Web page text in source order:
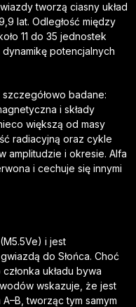
tworzą ciasny układ
lat. Odległość między
11 do 35 jednostek
potencjalnych
badane:
i składy
większą od masy
radiacyjną oraz cykle
amplitudzie i okresie. Alfa
i cechuje się innymi
i jest
do Słońca. Choć
układu bywa
wskazuje, że jest
tworząc tym samym